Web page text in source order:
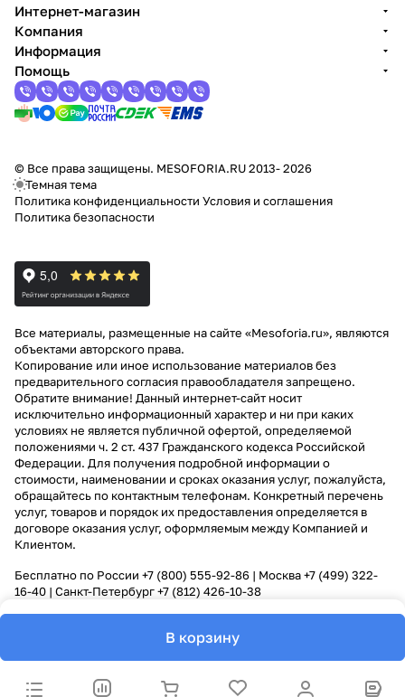
В корзину
Интернет-магазин
Компания
Информация
Помощь
© Все права защищены. MESOFORIA.RU 2013- 2026
Темная тема
Политика конфиденциальности Условия и соглашения
Политика безопасности
Все материалы, размещенные на сайте «Mesoforia.ru», являются
объектами авторского права.
Копирование или иное использование материалов без
предварительного согласия правообладателя запрещено.
Обратите внимание! Данный интернет-сайт носит
исключительно информационный характер и ни при каких
условиях не является публичной офертой, определяемой
положениями ч. 2 ст. 437 Гражданского кодекса Российской
Федерации. Для получения подробной информации о
стоимости, наименовании и сроках оказания услуг, пожалуйста,
обращайтесь по контактным телефонам. Конкретный перечень
услуг, товаров и порядок их предоставления определяется в
договоре оказания услуг, оформляемым между Компанией и
Клиентом.
Бесплатно по России +7 (800) 555-92-86 | Москва+7 (499) 322-
16-40 | Санкт-Петербург+7 (812) 426-10-38